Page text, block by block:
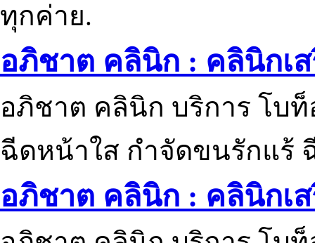
ทุกค่าย.
อภิชาต คลินิก : คลินิกเ
อภิชาต คลินิก บริการ โบ
ฉีดหน้าใส กำจัดขนรักแร้
อภิชาต คลินิก : คลินิกเ